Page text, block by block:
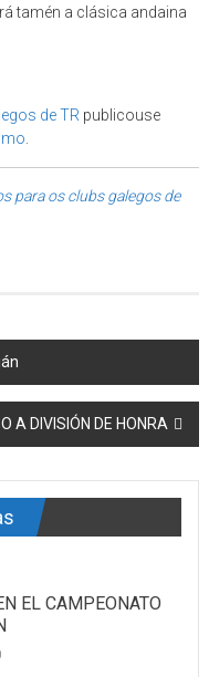
tamén a clásica andaina
de TRpublicouse
.
para os clubs galegos de
A DIVISIÓN DE HONRA
EL CAMPEONATO